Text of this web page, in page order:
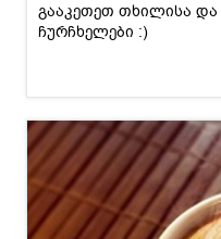
გააკეთეთ თხილისა და
ჩურჩხელები :)